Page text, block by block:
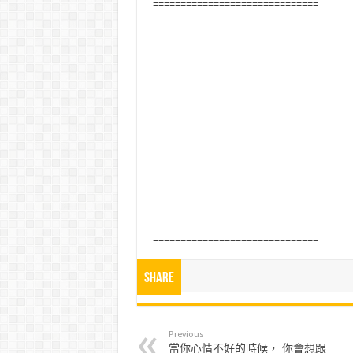
==============================
==============================
Share
Previous
當你心情不好的時候， 你會想跟